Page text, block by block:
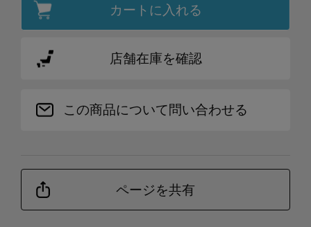
カートに入れる
店舗在庫を確認
この商品について問い合わせる
ページを共有